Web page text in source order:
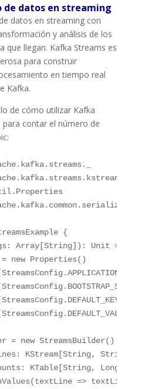
de datos en streaming
datos en streaming con
y análisis de los
que llegan. Kafka Streams es
para construir
en tiempo real
Kafka.
de cómo utilizar Kafka
para contar el número de
{
Array[String]): Unit = {
new Properties()
= new StreamsBuilder()
KStream[String, String] =
KTable[String, Long] =
=>